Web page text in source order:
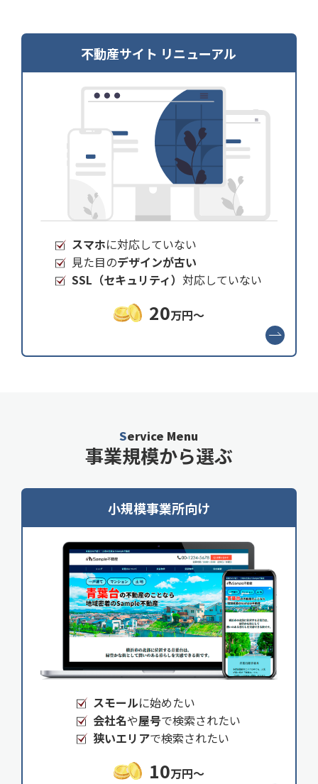
不動産サイト リニューアル
スマホに対応していない
見た目のデザインが古い
SSL（セキュリティ）対応していない
20万円～
Service Menu
事業規模から選ぶ
小規模事業所向け
スモールに始めたい
会社名や屋号で検索されたい
狭いエリアで検索されたい
10万円～